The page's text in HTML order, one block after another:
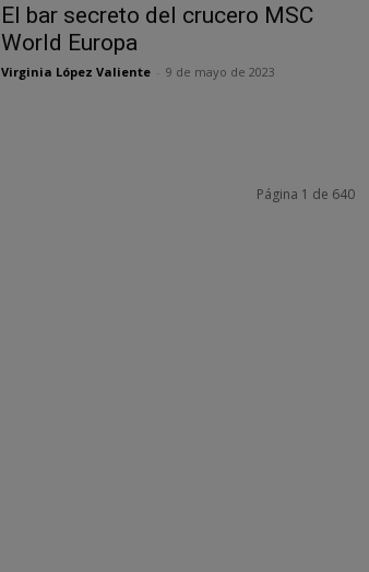
El bar secreto del crucero MSC
World Europa
Virginia López Valiente 9 de mayo de 2023
Página 1 de 640